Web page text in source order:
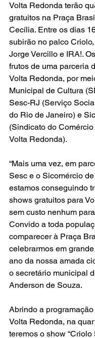
Volta Redonda terão
gratuitos na Praça
Cecília. Entre os dias
subirão no palco Criolo,
Jorge Vercillo e IRA!.
frutos de uma parceria
Volta Redonda, por
Municipal de Cultura
Sesc-RJ (Serviço
do Rio de Janeiro) e
(Sindicato do
Volta Redonda).
“Mais uma vez, em
Sesc e o Sicomércio
estamos conseguindo
shows gratuitos para
sem custo nenhum
Convido a toda
comparecer à Praça
celebrarmos em
ano da nossa amada
o secretário municipal
Anderson de Souza.
Abrindo a
Volta Redonda, na
teremos o show “Criolo